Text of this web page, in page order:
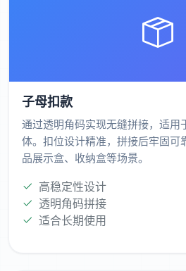
子母扣款
通过透明角码实现无缝拼接，适用
体。扣位设计精准，拼接后牢固可
品展示盒、收纳盒等场景。
高稳定性设计
透明角码拼接
适合长期使用